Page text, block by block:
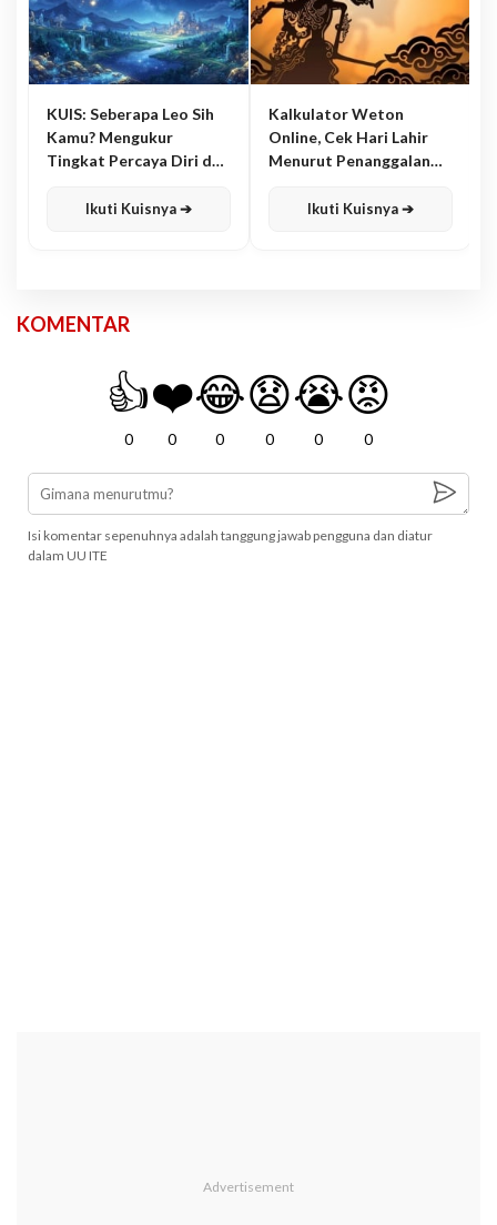
KUIS: Seberapa Leo Sih
Kamu? Mengukur
Tingkat Percaya Diri dan
Ikuti Kuisnya ➔
Kalkulator Weton
Online, Cek Hari Lahir
Menurut Penanggalan
Ikuti Kuisnya ➔
KOMENTAR
👍
0
❤️
0
😂
0
😧
0
😭
0
😡
0
Isi komentar sepenuhnya adalah tanggung jawab pengguna dan diatur
dalam UU ITE